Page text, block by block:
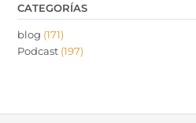
CATEGORÍAS
blog (171)
Podcast (197)